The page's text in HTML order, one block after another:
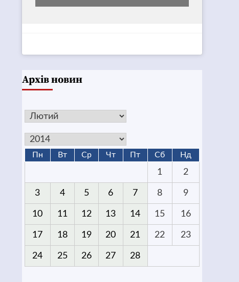
Архів новин
Пн Вт Ср Чт Пт Сб Нд
1 2
3 4 5 6 7 8 9
10 11 12 13 14 15 16
17 18 19 20 21 22 23
24 25 26 27 28